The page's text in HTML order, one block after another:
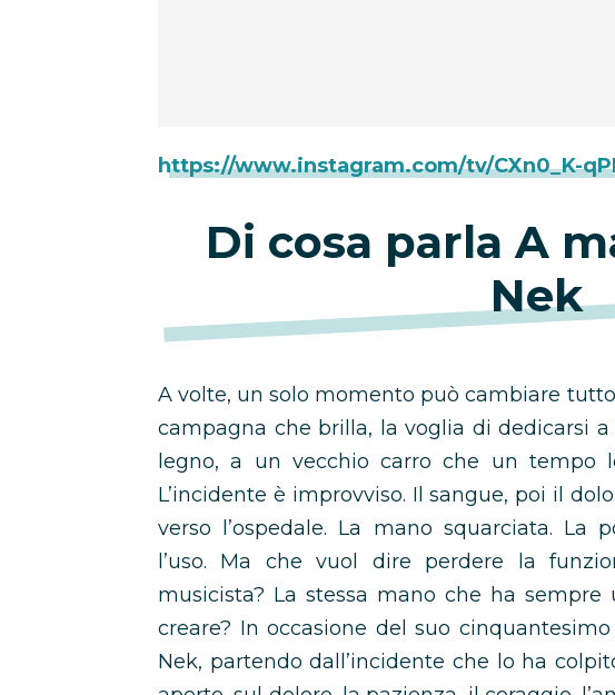
https://www.instagram.com/tv/CXn0_K-
Di cosa parla A
Nek
A volte, un solo momento può cambiare
campagna che brilla, la voglia di dedicarsi a
legno, a un vecchio carro che un tempo
L’incidente è improvviso. Il sangue, poi il
verso l’ospedale. La mano squarciata. La
l’uso. Ma che vuol dire perdere la
musicista? La stessa mano che ha sempre
creare? In occasione del suo
Nek, partendo dall’incidente che lo ha